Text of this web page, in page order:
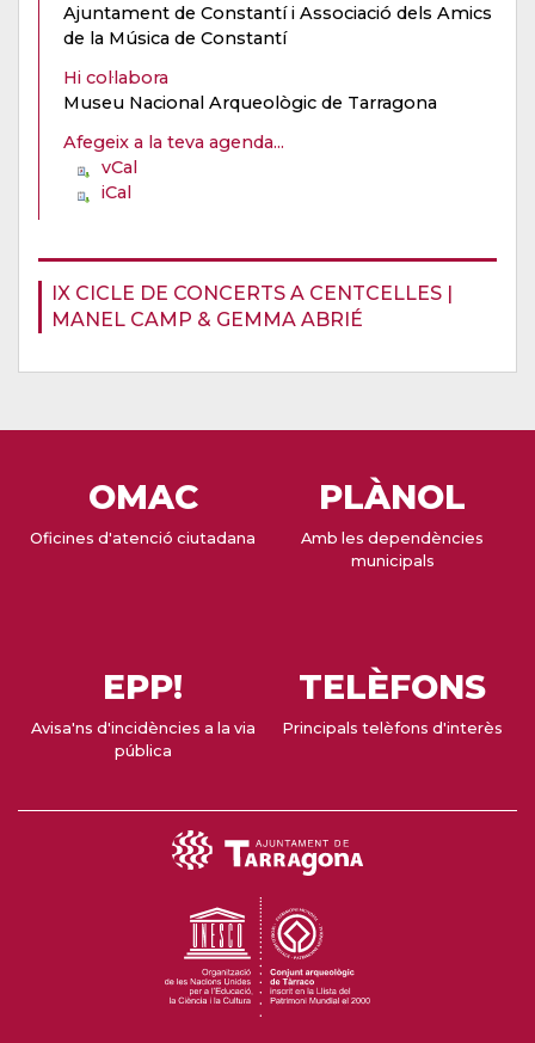
IX CICLE DE CONCERTS A CENTCELLES |
MANEL CAMP & GEMMA ABRIÉ
Ajuntament de Constantí i Associació dels Amics
de la Música de Constantí
Hi col·labora
Museu Nacional Arqueològic de Tarragona
Afegeix a la teva agenda...
vCal
iCal
OMAC
Oficines d'atenció ciutadana
PLÀNOL
Amb les dependències
municipals
EPP!
Avisa'ns d'incidències a la via
pública
TELÈFONS
Principals telèfons d'interès